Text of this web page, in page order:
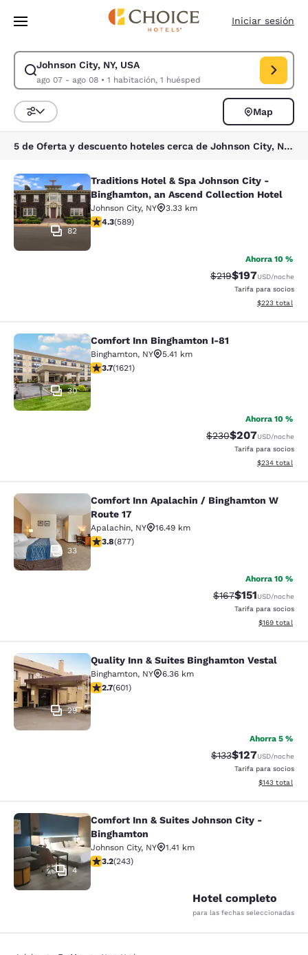
Pasar A Contenido Principal
Iniciar sesión
Johnson City, NY, USA
ago 07 - ago 08• 1 habitación, 1 huésped
Modificar la búsqueda de Johnson City, NY, USA. Fecha de check-in
Ordenar y filtrar
Map
5 de Oferta y descuento hoteles cerca de Johnson City, NY, USA
Traditions Hotel & Spa Johnson
82
Traditions Hotel & Spa Johnson City -
Binghamton, an Ascend Collection Hotel
Johnson City, NY
3.33 km
calificación de 4.31 estrellas. Excelente. 589 reseñas
4.3(589)
Ahorra 10 %
Precio tachado:
$219Precio con
$197USD/noche
Tarifa para socios
Ver detalles
$223 total
Comfort Inn Binghamton I-81
30
Comfort Inn Binghamton I-81
Binghamton, NY
5.41 km
calificación de 3.67 estrellas. Bueno. 1621 reseñas
3.7(1621)
Ahorra 10 %
Precio tachado:
$230Precio con
$207USD/noche
Tarifa para socios
Ver detalles
$234 total
Comfort Inn Apalachin /
33
Comfort Inn Apalachin / Binghamton W
Route 17
Apalachin, NY
16.49 km
calificación de 3.82 estrellas. Bueno. 877 reseñas
3.8(877)
Ahorra 10 %
Precio tachado:
$167Precio con
$151USD/noche
Tarifa para socios
Ver detalles
$169 total
Quality Inn & Suites Binghamton
29
Quality Inn & Suites Binghamton Vestal
Binghamton, NY
6.36 km
calificación de 2.69 estrellas. Feria. 601 reseñas
2.7(601)
Ahorra 5 %
Precio tachado:
$133Precio con
$127USD/noche
Tarifa para socios
Ver detalles
$143 total
Comfort Inn & Suites Johnson City
4
Comfort Inn & Suites Johnson City -
Binghamton
Johnson City, NY
1.41 km
calificación de 3.23 estrellas. Bueno. 243 reseñas
3.2(243)
Hotel completo
para las fechas seleccionadas